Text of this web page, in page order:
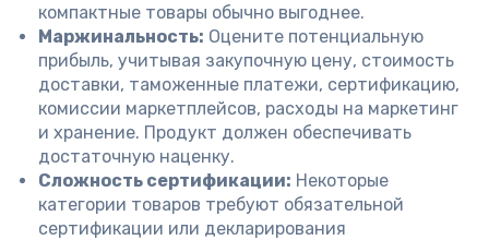
компактные товары обычно выгоднее.
Маржинальность: Оцените потенциальную
прибыль, учитывая закупочную цену, стоимость
доставки, таможенные платежи, сертификацию,
комиссии маркетплейсов, расходы на маркетинг
и хранение. Продукт должен обеспечивать
достаточную наценку.
Сложность сертификации: Некоторые
категории товаров требуют обязательной
сертификации или декларирования